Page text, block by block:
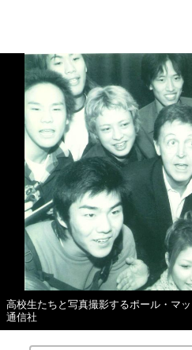
高校生たちと写真撮影するポール・マ
通信社